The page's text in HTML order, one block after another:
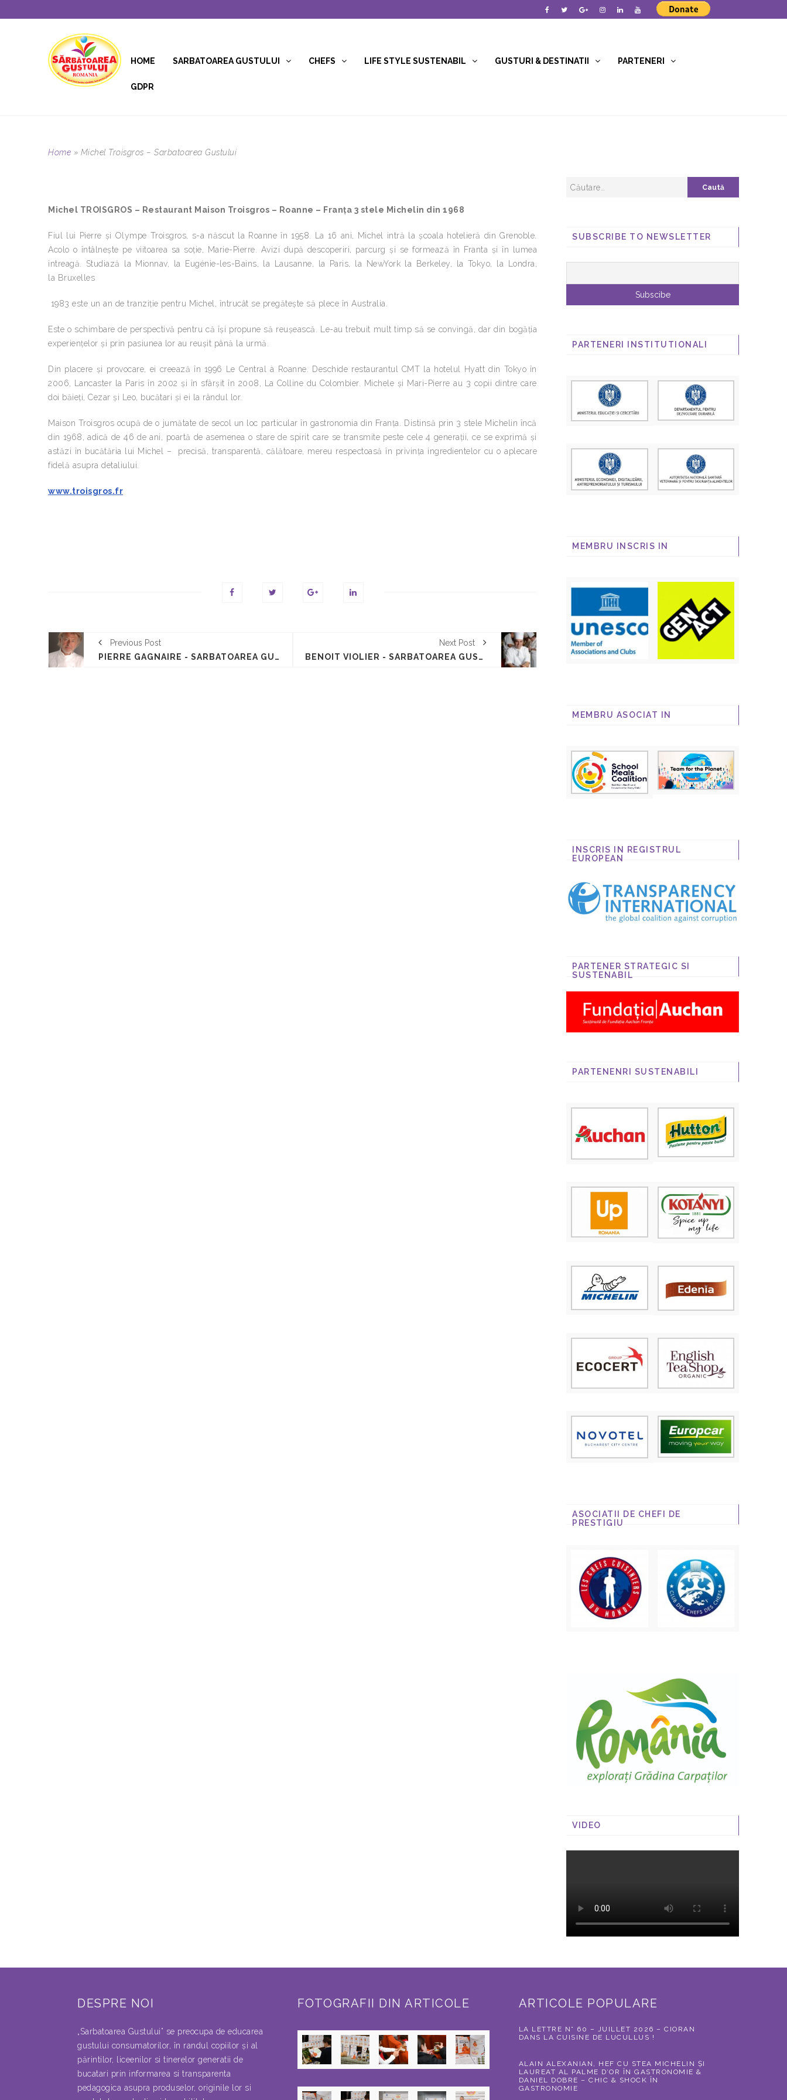
HOME SARBATOAREA GUSTULUI CHEFS LIFE STYLE SUSTENABIL GUSTURI & DESTINATII PARTENERI
GDPR
Home » Michel Troisgros – Sarbatoarea Gustului
Michel TROISGROS – Restaurant Maison Troisgros – Roanne – Franța 3 stele Michelin din 1968
Fiul lui Pierre și Olympe Troisgros, s-a născut la Roanne în 1958. La 16 ani, Michel intră la școala hotelieră din Grenoble.
Acolo o întâlnește pe viitoarea sa soție, Marie-Pierre. Avizi după descoperiri, parcurg și se formează în Franta și în lumea
intreagă. Studiază la Mionnav, la Eugénie-les-Bains, la Lausanne, la Paris, la NewYork la Berkeley, la Tokyo, la Londra,
la Bruxelles
1983 este un an de tranziție pentru Michel, întrucât se pregătește să plece în Australia.
Este o schimbare de perspectivă pentru că își propune să reușească. Le-au trebuit mult timp să se convingă, dar din bogăția
experiențelor și prin pasiunea lor au reușit până la urmă.
Din placere și provocare, ei creează în 1996 Le Central à Roanne. Deschide restaurantul CMT la hotelul Hyatt din Tokyo în
2006, Lancaster la Paris în 2002 și în sfârșit în 2008, La Colline du Colombier. Michele și Mari-Pierre au 3 copii dintre care
doi băieți, Cezar și Leo, bucătari și ei la rândul lor.
Maison Troisgros ocupă de o jumătate de secol un loc particular în gastronomia din Franța. Distinsă prin 3 stele Michelin încă
din 1968, adică de 46 de ani, poartă de asemenea o stare de spirit care se transmite peste cele 4 generații, ce se exprimă și
astăzi în bucătăria lui Michel – precisă, transparentă, călătoare, mereu respectoasă în privința ingredientelor cu o aplecare
fidelă asupra detaliului.
www.troisgros.fr
Previous Post
PIERRE GAGNAIRE - SARBATOAREA GUSTULUI
Next Post
BENOÎT VIOLIER - SARBATOAREA GUSTULUI
SUBSCRIBE TO NEWSLETTER
PARTENERI INSTITUTIONALI
MEMBRU INSCRIS IN
MEMBRU ASOCIAT IN
INSCRIS IN REGISTRUL
EUROPEAN
PARTENER STRATEGIC SI
SUSTENABIL
PARTENENRI SUSTENABILI
ASOCIATII DE CHEFI DE
PRESTIGIU
VIDEO
DESPRE NOI
„Sarbatoarea Gustului” se preocupa de educarea
gustului consumatorilor, în randul copiilor şi al
părintilor, liceenilor si tinerelor generatii de
bucatari prin informarea si transparenta
pedagogica asupra produselor, originile lor si
FOTOGRAFII DIN ARTICOLE ARTICOLE POPULARE
LA LETTRE N° 60 – JUILLET 2026 – CIORAN
DANS LA CUISINE DE LUCULLUS !
ALAIN ALEXANIAN, HEF CU STEA MICHELIN ȘI
LAUREAT AL PALME D’OR ÎN GASTRONOMIE &
DANIEL DOBRE – CHIC & SHOCK ÎN
GASTRONOMIE